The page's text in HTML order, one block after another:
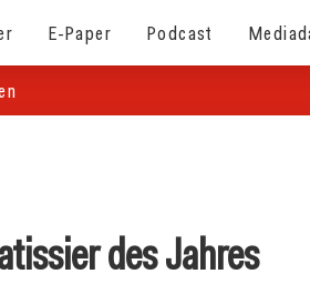
E-Paper Podcast
des Jahres